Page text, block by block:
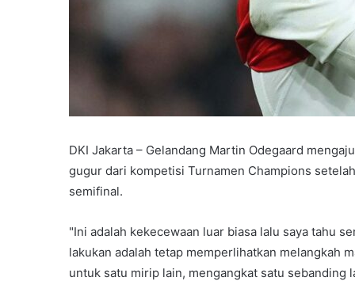
DKI Jakarta – Gelandang Martin Odegaard
gugur dari kompetisi Turnamen Champions
semifinal.
"Ini adalah kekecewaan luar biasa lalu saya tahu
lakukan adalah tetap memperlihatkan melangkah
untuk satu mirip lain, mengangkat satu sebanding